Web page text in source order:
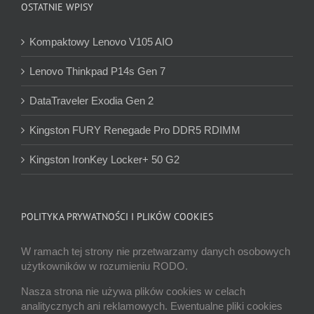
OSTATNIE WPISY
Kompaktowy Lenovo V105 AIO
Lenovo Thinkpad P14s Gen 7
DataTraveler Exodia Gen 2
Kingston FURY Renegade Pro DDR5 RDIMM
Kingston IronKey Locker+ 50 G2
POLITYKA PRYWATNOŚCI I PLIKÓW COOKIES
W ramach tej strony nie przetwarzamy danych osobowych
użytkowników w rozumieniu RODO.
Nasza strona nie używa plików cookies w celach
analitycznych ani reklamowych. Ewentualne pliki cookies